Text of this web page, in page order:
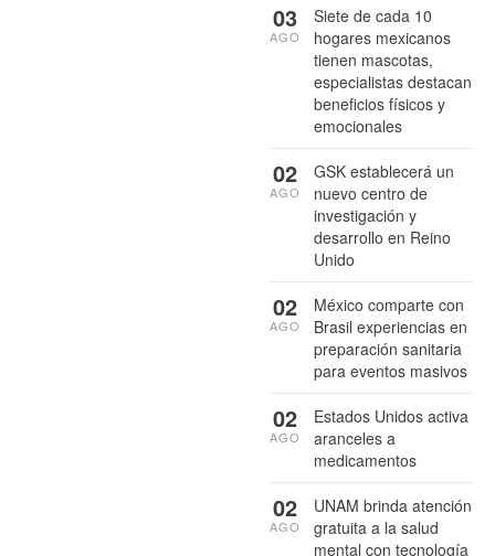
Siete de cada 10
hogares mexicanos
tienen mascotas,
especialistas destacan
beneficios físicos y
emocionales
03
AGO
GSK establecerá un
nuevo centro de
investigación y
desarrollo en Reino
Unido
02
AGO
México comparte con
Brasil experiencias en
preparación sanitaria
para eventos masivos
02
AGO
Estados Unidos activa
aranceles a
medicamentos
02
AGO
UNAM brinda atención
gratuita a la salud
mental con tecnología
02
AGO